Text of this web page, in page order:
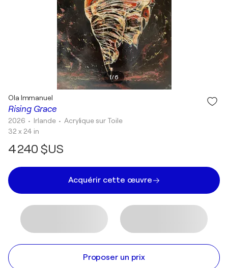
1/6
Rising Grace
Ola Immanuel
2026 • Irlande • Acrylique sur Toile
32 x 24 in
4 240 $US
Acquérir cette œuvre
Proposer un prix